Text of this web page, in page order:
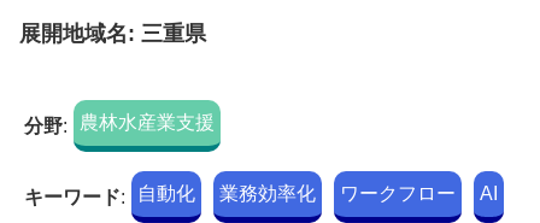
展開地域名: 三重県
分野: 農林水産業支援
キーワード: 自動化 業務効率化 ワークフロー AI